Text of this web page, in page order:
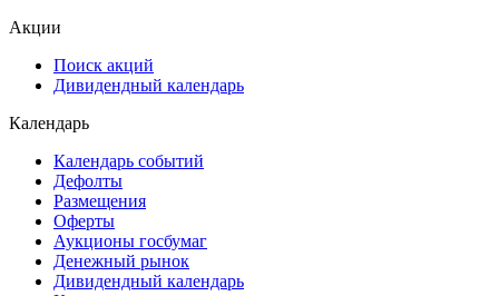
Акции
Поиск акций
Дивидендный календарь
Календарь
Календарь событий
Дефолты
Размещения
Оферты
Аукционы госбумаг
Денежный рынок
Дивидендный календарь